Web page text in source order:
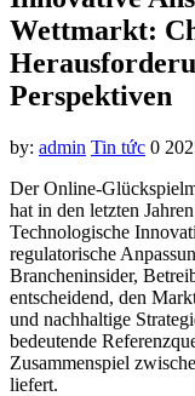
Wettmarkt:
Perspektiven
by: admin Tin tức 0
Der Online-
hat in den letzten
Technologische
regulatorische
Brancheninsider,
entscheidend, den
und nachhaltige
bedeutende
Zusammenspiel
liefert.